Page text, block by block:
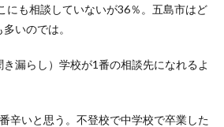
にも相談していないが36％。五島市はど
いのでは。
漏らし）学校が1番の相談先になれるよ
いと思う。不登校で中学校で卒業した